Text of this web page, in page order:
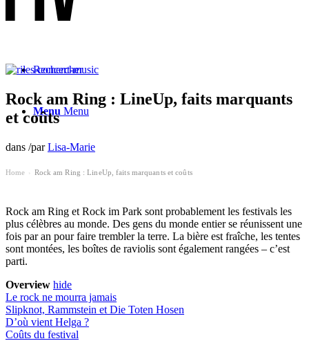
Rechercher
Menu Menu
Rock am Ring : LineUp, faits marquants
et coûts
dans /parLisa-Marie
Home Rock am Ring : LineUp, faits marquants et coûts
Rock am Ring et Rock im Park sont probablement les festivals les
plus célèbres au monde. Des gens du monde entier se réunissent une
fois par an pour faire trembler la terre. La bière est fraîche, les tentes
sont montées, les boîtes de raviolis sont également rangées – c’est
parti.
Overview hide
Le rock ne mourra jamais
Slipknot, Rammstein et Die Toten Hosen
D’où vient Helga ?
Coûts du festival